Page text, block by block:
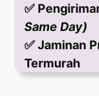
✅
Same Day)
✅ Jaminan
Termurah